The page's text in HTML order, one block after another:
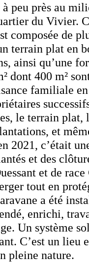
peu près au
du Vivier.
composée de
terrain plat en
ainsi qu’une
dont 400 m²
familiale
le terrain plat,
et
2021, c’était
et des
et de
tout en
a été
enrichi,
Un système
C’est un lieu
pleine nature.